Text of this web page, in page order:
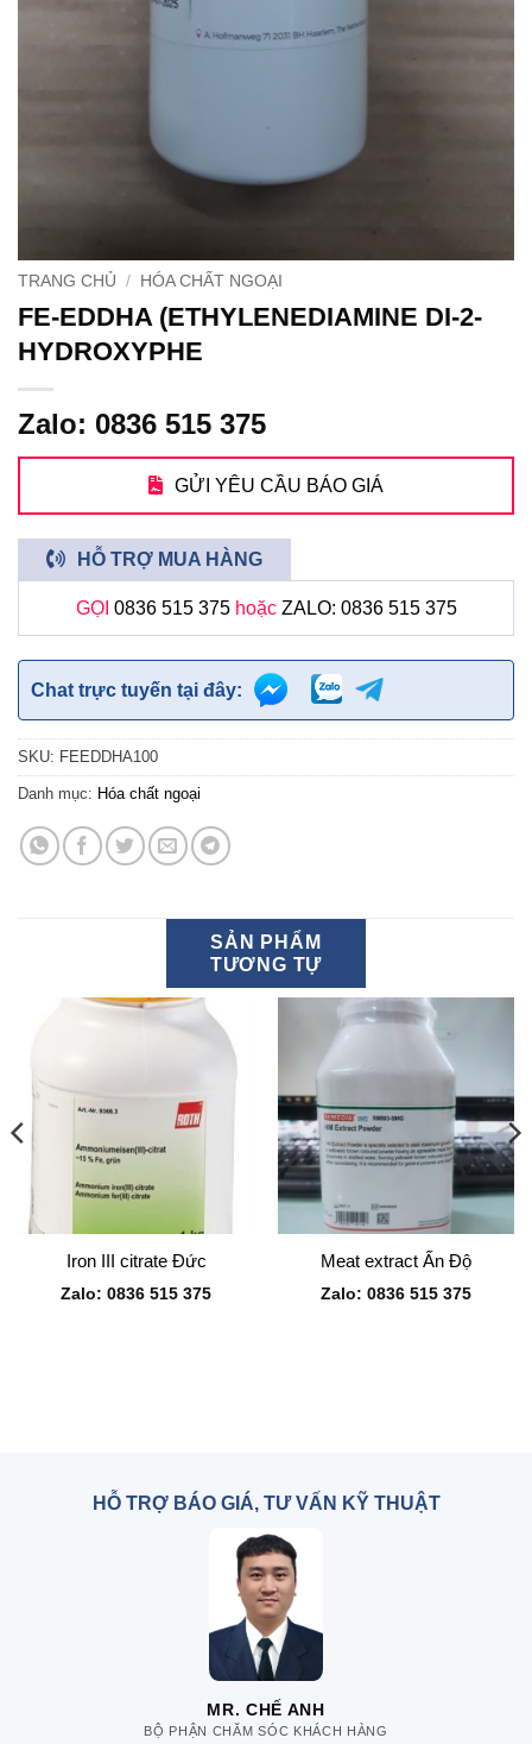
TRANG CHỦ / HÓA CHẤT NGOẠI
FE-EDDHA (ETHYLENEDIAMINE DI-2-
HYDROXYPHE
Zalo: 0836 515 375
GỬI YÊU CẦU BÁO GIÁ
HỖ TRỢ MUA HÀNG
GỌI 0836 515 375hoặc ZALO: 0836 515 375
Chat trực tuyến tại đây:
SKU: FEEDDHA100
Danh mục: Hóa chất ngoại
SẢN PHẨM
TƯƠNG TỰ
Iron III citrate Đức
Zalo: 0836 515 375
Meat extract Ấn Độ
Zalo: 0836 515 375
HỖ TRỢ BÁO GIÁ, TƯ VẤN KỸ THUẬT
MR. CHẾ ANH
BỘ PHẬN CHĂM SÓC KHÁCH HÀNG